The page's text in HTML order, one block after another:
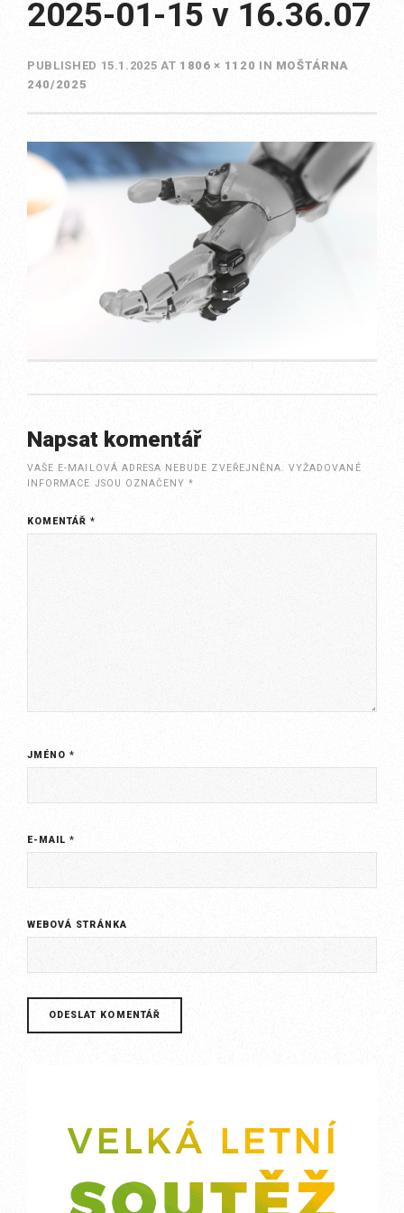
2025-01-15 v 16.36.07
PUBLISHED 15.1.2025 AT 1806 × 1120 IN MOŠTÁRNA
240/2025
Napsat komentář
VAŠE E-MAILOVÁ ADRESA NEBUDE ZVEŘEJNĚNA.
VYŽADOVANÉ
INFORMACE JSOU OZNAČENY*
KOMENTÁŘ*
JMÉNO*
E-MAIL*
WEBOVÁ STRÁNKA